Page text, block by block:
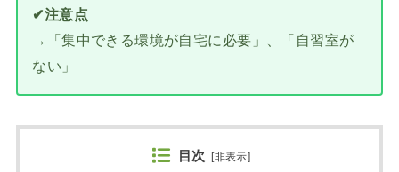
✔注意点
→「集中できる環境が自宅に必要」、「自習室が
ない」
目次 [非表示]